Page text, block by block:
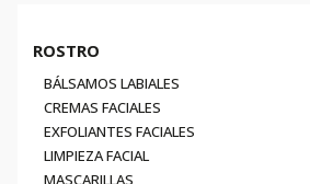
ROSTRO
BÁLSAMOS LABIALES
CREMAS FACIALES
EXFOLIANTES FACIALES
LIMPIEZA FACIAL
MASCARILLAS